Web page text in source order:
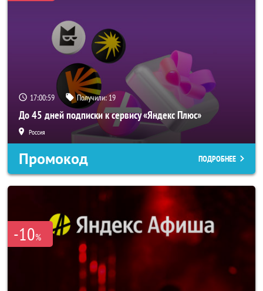
17:00:58 Получили:19
До 45 дней подписки к сервису «Яндекс Плюс»
Россия
Промокод ПОДРОБНЕЕ
-10%